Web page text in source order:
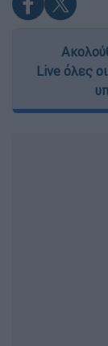
Live όλες